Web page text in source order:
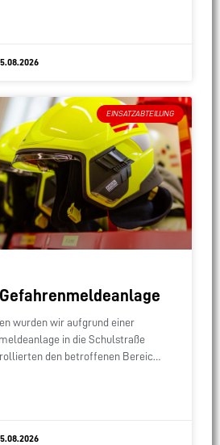
EINSATZABTEILUNG
wurden wir aufgrund einer
in die Schulstraße
den betroffenen Bereich